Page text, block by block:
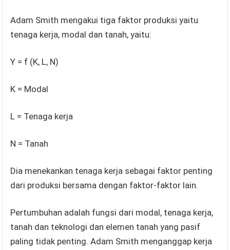
Adam Smith mengakui tiga faktor produksi yaitu
tenaga kerja, modal dan tanah, yaitu:
Y = f (K, L, N)
K = Modal
L = Tenaga kerja
N = Tanah
Dia menekankan tenaga kerja sebagai faktor penting
dari produksi bersama dengan faktor-faktor lain.
Pertumbuhan adalah fungsi dari modal, tenaga kerja,
tanah dan teknologi dan elemen tanah yang pasif
paling tidak penting. Adam Smith menganggap kerja